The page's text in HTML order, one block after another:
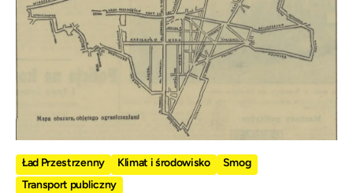
Ład Przestrzenny Klimat i środowisko
Smog
Transport publiczny